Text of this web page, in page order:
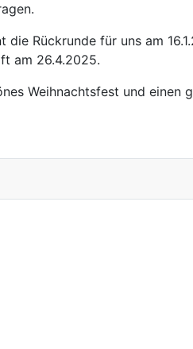
die Rückrunde für uns am
am 26.4.2025.
Weihnachtsfest und einen